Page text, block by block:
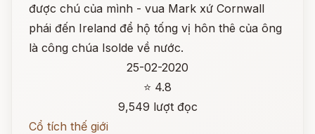
được chú của mình - vua Mark xứ Cornwall
phái đến Ireland để hộ tống vị hôn thê của ông
là công chúa Isolde về nước.
25-02-2020
⭐ 4.8
9,549 lượt đọc
Cổ tích thế giới